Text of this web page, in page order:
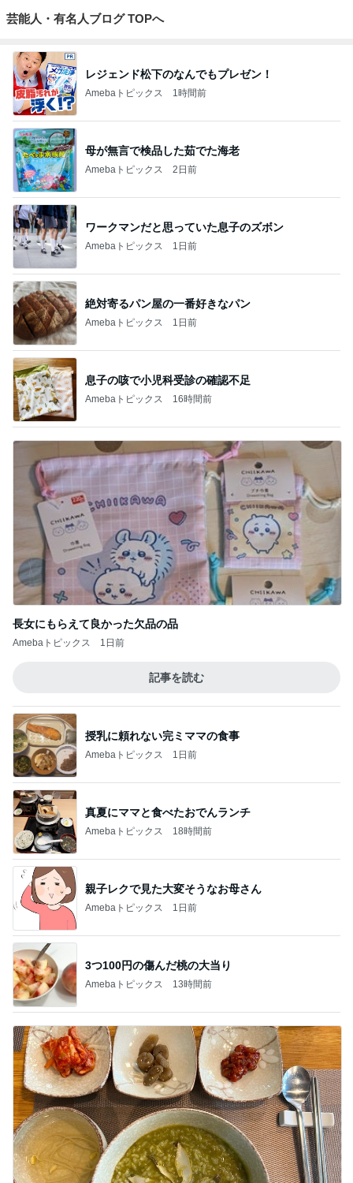
芸能人・有名人ブログ TOPへ
レジェンド松下のなんでもプレゼン！
Amebaトピックス 1時間前
母が無言で検品した茹でた海老
Amebaトピックス 2日前
ワークマンだと思っていた息子のズボン
Amebaトピックス 1日前
絶対寄るパン屋の一番好きなパン
Amebaトピックス 1日前
息子の咳で小児科受診の確認不足
Amebaトピックス 16時間前
長女にもらえて良かった欠品の品
Amebaトピックス 1日前
記事を読む
授乳に頼れない完ミママの食事
Amebaトピックス 1日前
真夏にママと食べたおでんランチ
Amebaトピックス 18時間前
親子レクで見た大変そうなお母さん
Amebaトピックス 1日前
3つ100円の傷んだ桃の大当り
Amebaトピックス 13時間前